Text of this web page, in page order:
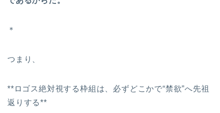
＊
つまり、
**ロゴス絶対視する枠組は、必ずどこかで“禁欲”へ先祖
返りする**